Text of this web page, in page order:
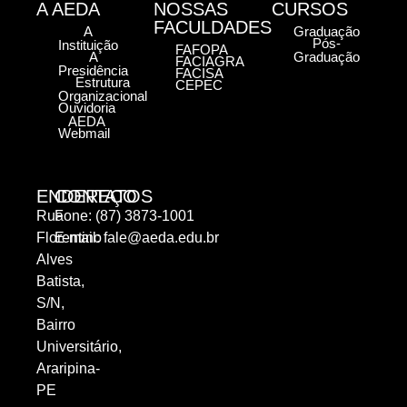
ENDEREÇO
Rua
Florentino
Alves
Batista,
S/N,
Bairro
Universitário,
Araripina-
PE
CONTATOS
Fone: (87) 3873-1001
E-mail:fale@aeda.edu.br
A AEDA
A
Instituição
A
Presidência
Estrutura
Organizacional
Ouvidoria
AEDA
Webmail
NOSSAS
FACULDADES
FAFOPA
FACIAGRA
FACISA
CEPEC
CURSOS
Graduação
Pós-
Graduação